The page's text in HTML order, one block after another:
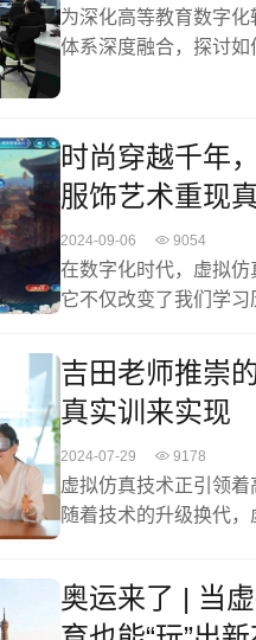
为深化高等教育数字
体系深度融合，探讨
流探讨会”。
时尚穿越千年
服饰艺术重现
2024-09-06 9054
在数字化时代，虚拟仿
它不仅改变了我们学
索、创造，最终成为
吉田老师推崇
真实训来实现
2024-07-29 9178
虚拟仿真技术正引领着
随着技术的升级换代
奥运来了 | 当